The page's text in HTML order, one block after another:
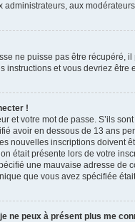
administrateurs, aux
ne puisse pas être
instructions et vous devriez
!
et votre mot de passe. S’ils
avoir en dessous de 13 ans
nouvelles inscriptions doivent
était présente lors de votre
une mauvaise adresse de
que vous avez spécifiée
ne peux à présent plus me